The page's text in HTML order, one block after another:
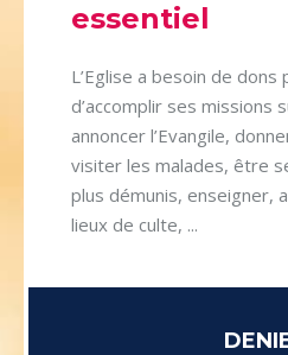
essentiel
L’Eglise a besoin de
d’accomplir ses missions
annoncer l’Evangile,
visiter les malades, être
plus démunis, enseigner,
lieux de culte, ...